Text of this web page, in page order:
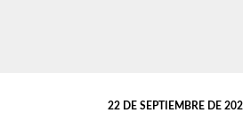
22 DE SEPTIEMBRE DE